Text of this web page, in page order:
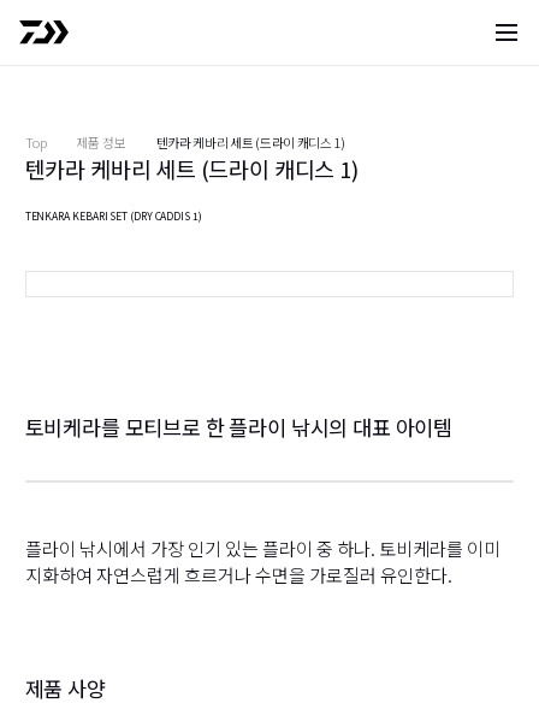
사이
Top 제품 정보 텐카라 케바리 세트 (드라이 캐디스 1)
텐카라 케바리 세트 (드라이 캐디스 1)
TENKARA KEBARI SET (DRY CADDIS 1)
토비케라를 모티브로 한 플라이 낚시의 대표 아이템
플라이 낚시에서 가장 인기 있는 플라이 중 하나. 토비케라를 이미
지화하여 자연스럽게 흐르거나 수면을 가로질러 유인한다.
제품 사양